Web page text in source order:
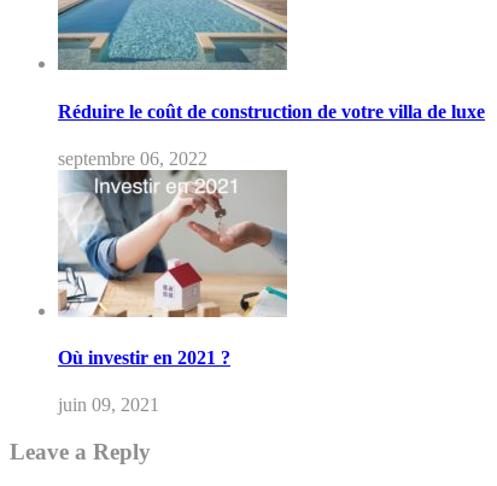
Réduire le coût de construction de votre villa de luxe
septembre 06, 2022
Où investir en 2021 ?
juin 09, 2021
Leave a Reply